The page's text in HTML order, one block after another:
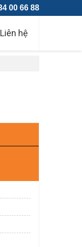
00 66 88
Liên hệ